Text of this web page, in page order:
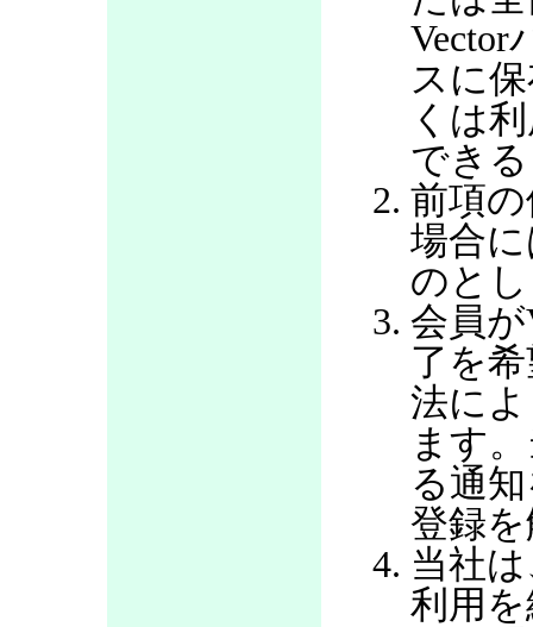
Vector
スに
くは
でき
前項
場合
のと
会員
了を
法に
ます
る通
登録
当社
利用